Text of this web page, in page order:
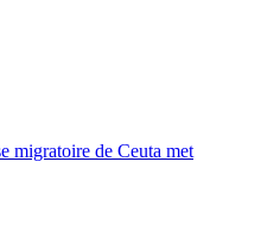
migratoire de Ceuta met